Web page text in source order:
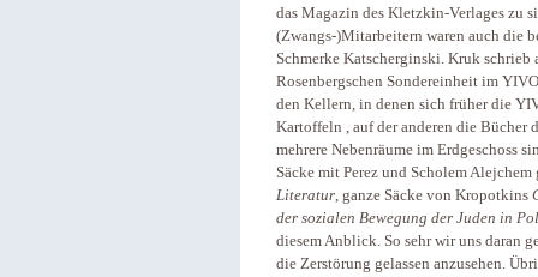
das Magazin des Kletzkin-Verlages zu
(Zwangs-)Mitarbeitern waren auch die
Schmerke Katscherginski. Kruk
Rosenbergschen Sondereinheit im
den Kellern, in denen sich früher die
Kartoffeln , auf der anderen die Bücher
mehrere Nebenräume im Erdgeschoss
Säcke mit Perez und Scholem
Literatur, ganze Säcke von Kropotkins
der sozialen Bewegung der Juden in
diesem Anblick. So sehr wir uns daran
die Zerstörung gelassen anzusehen.